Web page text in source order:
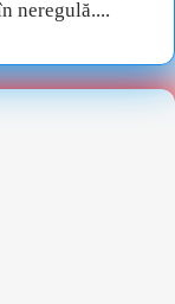
neregulă....